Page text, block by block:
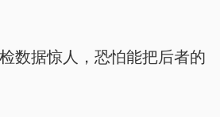
数据惊人，恐怕能把后者的